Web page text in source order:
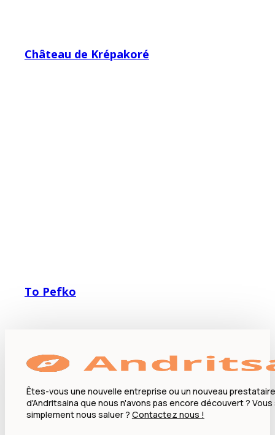
Château de Krépakoré
To Pefko
Êtes-vous une nouvelle entreprise ou un nouveau
d'Andritsaina que nous n'avons pas encore découvert ?
simplement nous saluer ? Contactez nous !